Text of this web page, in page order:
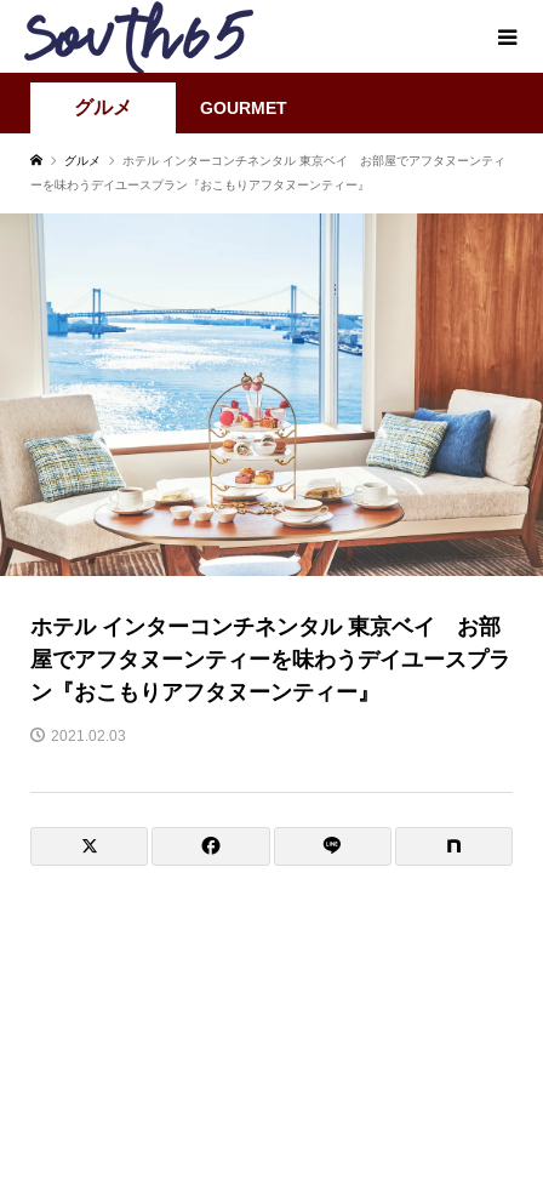
グルメ GOURMET
グルメ
ホテル インターコンチネンタル 東京ベイ お部屋でアフタヌーンティ
ーを味わうデイユースプラン『おこもりアフタヌーンティー』
ホテル インターコンチネンタル 東京ベイ お部
屋でアフタヌーンティーを味わうデイユースプラ
ン『おこもりアフタヌーンティー』
2021.02.03